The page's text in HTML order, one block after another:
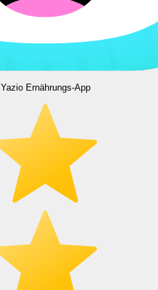
Yazio Ernährungs-App